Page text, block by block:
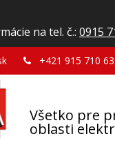
na tel. č.: 0915
Všetko pre
oblasti
+421 915 710